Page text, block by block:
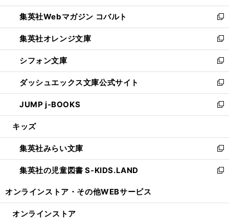
開
く
ウ
で
開
く
ン
ド
ウ
で
開
く
ウ
ィ
ン
ド
ウ
で
開
く
集英社Webマガジン コバルト
新
し
い
ウ
ィ
ン
ド
ウ
で
開
集英社オレンジ文庫
新
し
い
ウ
ィ
ン
ド
ウ
開
く
シフォン文庫
新
し
い
ウ
ィ
ン
ウ
で
開
く
ダッシュエックス文庫公式サイト
新
し
い
ウ
ン
ド
ウ
で
JUMP j-BOOKS
新
し
ウ
ィ
ン
ド
開
キッズ
集英社みらい文庫
新
し
い
ン
集英社の児童図書 S-KIDS.LAND
新
ウ
オンラインストア・ その他WEBサービス
オンラインストア